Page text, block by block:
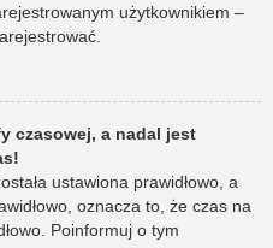
użytkownikiem –
czasowej, a nadal jest
ustawiona prawidłowo, a
oznacza to, że czas na
Poinformuj o tym